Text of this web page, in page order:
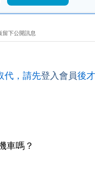
留下公開訊息
代，請先登入會員後
車嗎？